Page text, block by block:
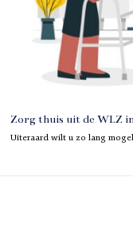
Zorg thuis uit de WLZ
Uiteraard wilt u zo lang